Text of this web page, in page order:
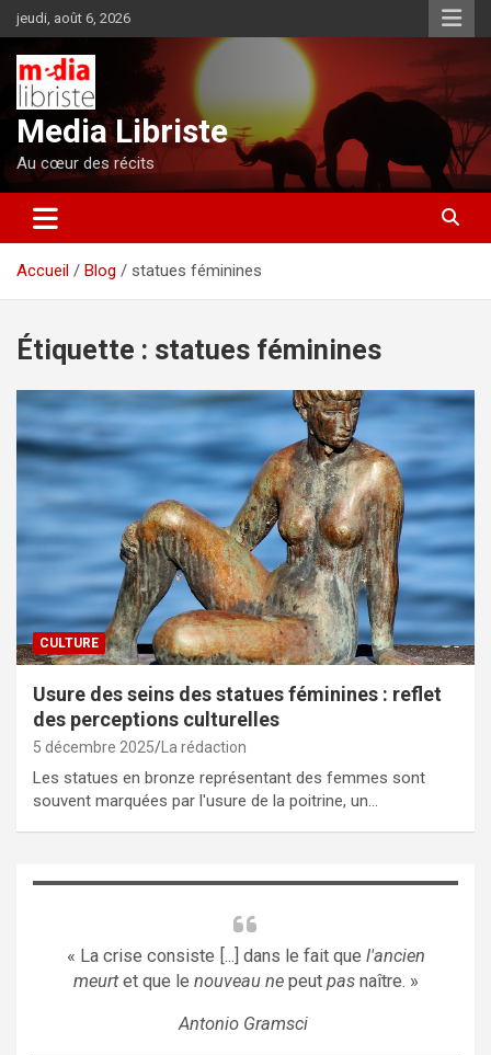
Aller
au
contenu
jeudi, août 6, 2026
Media Libriste
Au cœur des récits
Accueil Blog statues féminines
Étiquette : statues féminines
CULTURE
Usure des seins des statues féminines : reflet
des perceptions culturelles
5 décembre 2025 La rédaction
Les statues en bronze représentant des femmes sont
souvent marquées par l'usure de la poitrine, un…
« La crise consiste [...] dans le fait que l'ancien
meurtet que le nouveau nepeut pasnaître. »
Antonio Gramsci